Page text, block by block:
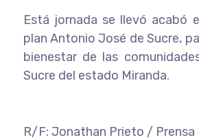
Está jornada se llevó acabó
plan Antonio José de Sucre,
bienestar de las
Sucre del estado Miranda.
R/F: Jonathan Prieto / Prensa